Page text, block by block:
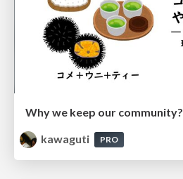
Why we keep our community?
kawaguti
PRO